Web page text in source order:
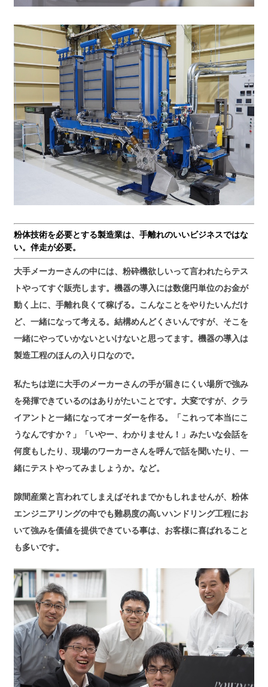
粉体技術を必要とする製造業は、手離れのいいビジネスではな
い。伴走が必要。
大手メーカーさんの中には、粉砕機欲しいって言われたらテス
トやってすぐ販売します。機器の導入には数億円単位のお金が
動く上に、手離れ良くて稼げる。こんなことをやりたいんだけ
ど、一緒になって考える。結構めんどくさいんですが、そこを
一緒にやっていかないといけないと思ってます。機器の導入は
製造工程のほんの入り口なので。
私たちは逆に大手のメーカーさんの手が届きにくい場所で強み
を発揮できているのはありがたいことです。大変ですが、クラ
イアントと一緒になってオーダーを作る。「これって本当にこ
うなんですか？」「いやー、わかりません！」みたいな会話を
何度もしたり、現場のワーカーさんを呼んで話を聞いたり、一
緒にテストやってみましょうか。など。
隙間産業と言われてしまえばそれまでかもしれませんが、粉体
エンジニアリングの中でも難易度の高いハンドリング工程にお
いて強みを価値を提供できている事は、お客様に喜ばれること
も多いです。